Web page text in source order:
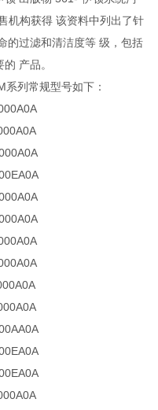
机构获得 该资料中列出了针
的过滤和清洁度等 级，包括
产品。
系列常规型号如下：